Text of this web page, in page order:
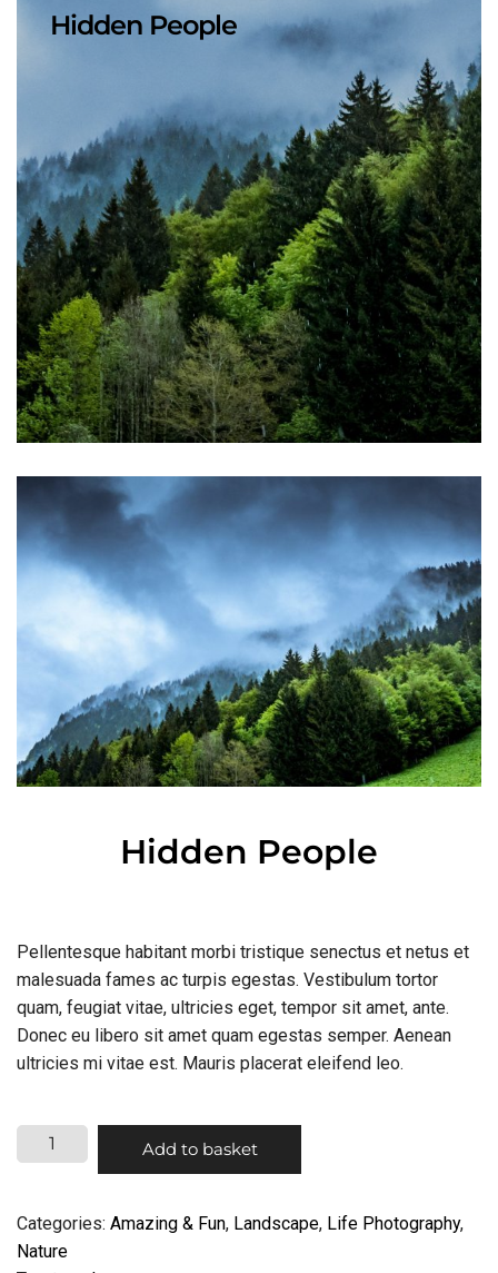
Hidden People
Hidden People
Pellentesque habitant morbi tristique senectus et netus et
malesuada fames ac turpis egestas. Vestibulum tortor
quam, feugiat vitae, ultricies eget, tempor sit amet, ante.
Donec eu libero sit amet quam egestas semper. Aenean
ultricies mi vitae est. Mauris placerat eleifend leo.
HIDDEN
PEOPLE
Add to basket
Categories: Amazing & Fun, Landscape, Life Photography,
Nature